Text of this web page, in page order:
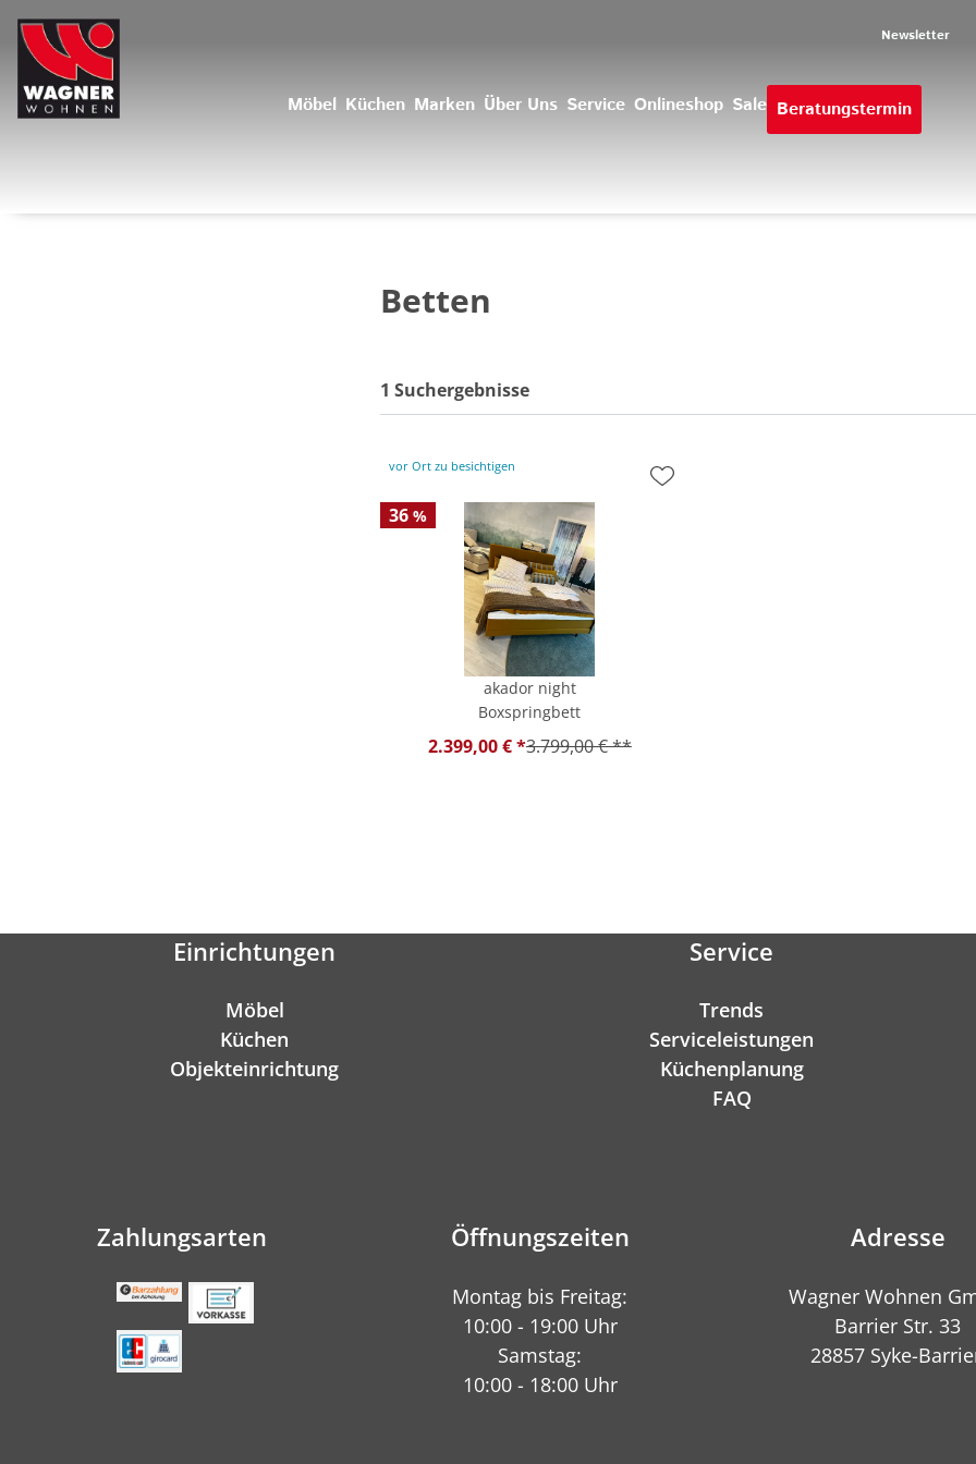
Newsletter
Möbel Küchen Marken Über Uns Service Onlineshop Sale Beratungstermin
Betten
1 Suchergebnisse
vor Ort zu besichtigen
36 %
akador night
Boxspringbett
2.399,00 € *3.799,00 € **
Einrichtungen
Möbel
Küchen
Objekteinrichtung
Service
Trends
Serviceleistungen
Küchenplanung
FAQ
Zahlungsarten Öffnungszeiten
Montag bis Freitag:
10:00 - 19:00 Uhr
Samstag:
10:00 - 18:00 Uhr
Adresse
Wagner Wohnen
Barrier Str. 33
28857 Syke-